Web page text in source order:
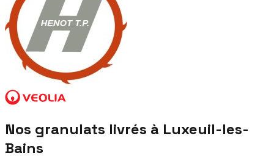
Nos granulats livrés à Luxeuil-les-
Bains